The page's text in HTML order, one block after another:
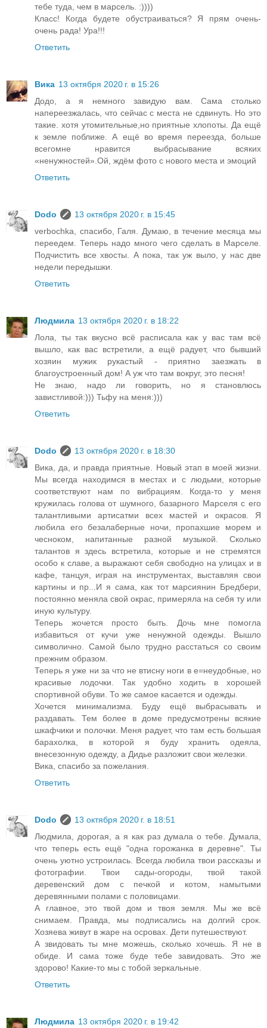
тебе туда, чем в марсель. :))))
Класс! Когда будете обустраиваться? Я прям очень-
очень рада! Ура!!!
Ответить
Вика 13 октября 2020 г. в 15:26
Додо, а я немного завидую вам. Сама столько
напереезжалась, что сейчас с места не сдвинуть. Но это
такие. хотя утомительные,но приятные хлопоты. Да ещё
к земле поближе. А ещё во время переезда, больше
всегомне нравится выбрасывание всяких
«ненужностей».Ой, ждём фото с нового места и эмоций
Ответить
Dodo
13 октября 2020 г. в 15:45
verbochka, спасибо, Галя. Думаю, в течение месяца мы
переедем. Теперь надо много чего сделать в Марселе.
Подчистить все хвосты. А пока, так уж выло, у нас две
недели передышки.
Ответить
Людмила 13 октября 2020 г. в 18:22
Лола, ты так вкусно всё расписала как у вас там всё
вышло, как вас встретили, а ещё радует, что бывший
хозяин мужик рукастый - приятно заезжать в
благоустроенный дом! А уж что там вокруг, это песня!
Не знаю, надо ли говорить, но я становлюсь
завистливой:))) Тьфу на меня:)))
Ответить
Dodo
13 октября 2020 г. в 18:30
Вика, да, и правда приятные. Новый этап в моей жизни.
Мы всегда находимся в местах и с людьми, которые
соответствуют нам по вибрациям. Когда-то у меня
кружилась голова от шумного, базарного Марселя с его
талантливыми артисатми всех мастей и окрасов. Я
любила его безалаберные ночи, пропахшие морем и
чесноком, напитанные разной музыкой. Сколько
талантов я здесь встретила, которые и не стремятся
особо к славе, а выражают себя свободно на улицах и в
кафе, танцуя, играя на инструментах, выставляя свои
картины и пр...И я сама, как тот марсиянин Бредбери,
постоянно меняла свой окрас, примеряла на себя ту или
иную культуру.
Теперь жочется просто быть. Дочь мне помогла
избавиться от кучи уже ненужной одежды. Вышло
символично. Самой было трудно расстаться со своим
прежним образом.
Теперь я уже ни за что не втисну ноги в е=неудобные, но
красивые лодочки. Так удобно ходить в хорошей
спортивной обуви. То же самое касается и одежды.
Хочется минимализма. Буду ещё выбрасывать и
раздавать. Тем более в доме предусмотрены всякие
шкафчики и полочки. Меня радует, что там есть большая
барахолка, в которой я буду хранить одеяла,
внесезонную одежду, а Дидье разложит свои железки.
Вика, спасибо за пожелания.
Ответить
Dodo
13 октября 2020 г. в 18:51
Людмила, дорогая, а я как раз думала о тебе. Думала,
что теперь есть ещё "одна горожанка в деревне". Ты
очень уютно устроилась. Всегда любила твои рассказы и
фотографии. Твои сады-огороды, твой такой
деревенский дом с печкой и котом, намытыми
деревянными полами с половицами.
А главное, это твой дом и твоя земля. Мы же всё
снимаем. Правда, мы подписались на долгий срок.
Хозяева живут в жаре на осровах. Дети путешествуют.
А звидовать ты мне можешь, сколько хочешь. Я не в
обиде. И сама тоже буде тебе завидовать. Это же
здорово! Какие-то мы с тобой зеркальные.
Ответить
Людмила 13 октября 2020 г. в 19:42